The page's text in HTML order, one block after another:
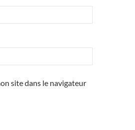
site dans le navigateur